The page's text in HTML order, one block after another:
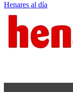
Henares al día